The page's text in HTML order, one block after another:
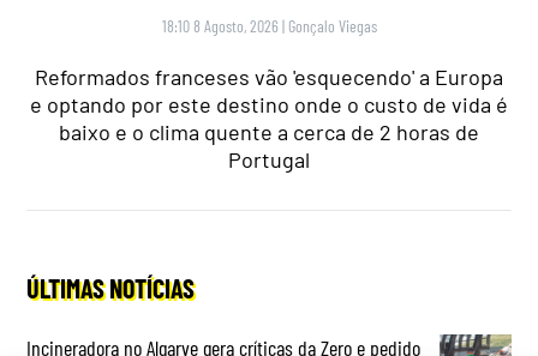
18:10 8 Agosto, 2026 | Gonçalo Viegas
Reformados franceses vão 'esquecendo' a Europa
e optando por este destino onde o custo de vida é
baixo e o clima quente a cerca de 2 horas de
Portugal
ÚLTIMAS NOTÍCIAS
Incineradora no Algarve gera críticas da Zero e pedido